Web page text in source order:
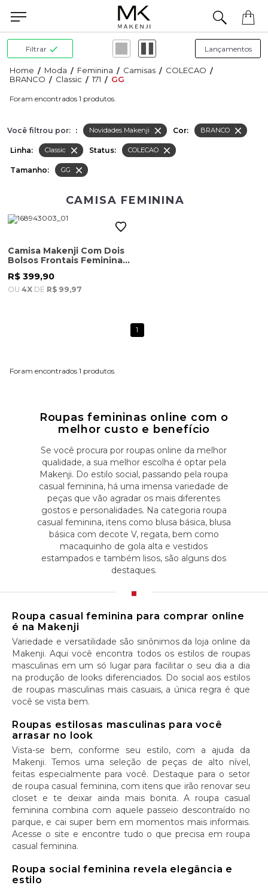
Filtrar
Moda Feminina Camisas
COLECAO
BRANCO
Classic 171 GG
1
Você filtrou por: : Novidades Makenji Cor: BRANCO
Linha: Classic Status: COLECAO
Tamanho: GG
CAMISA FEMININA
Camisa Makenji Com Dois
Bolsos Frontais Feminina
Branca
R$ 399,90
OU 4X DE R$ 99,97
1
1
Roupas femininas online com o
melhor custo e benefício
Se você procura por roupas online da melhor
qualidade, a sua melhor escolha é optar pela
Makenji. Do estilo social, passando pela roupa
casual feminina, há uma imensa variedade de
peças que vão agradar os mais diferentes
gostos e personalidades. Na categoria roupa
casual feminina, itens como blusa básica, blusa
básica com decote V, regata, bem como
macaquinho de gola alta e vestidos
estampados e também lisos, são alguns dos
destaques.
Roupa casual feminina para comprar online
é na Makenji
Variedade e versatilidade são sinônimos da loja online da
Makenji. Aqui você encontra todos os estilos de roupas
masculinas em um só lugar para facilitar o seu dia a dia
na produção de looks diferenciados. Do social aos estilos
de roupas masculinas mais casuais, a única regra é que
você se vista bem.
Roupas estilosas masculinas para você
arrasar no look
Vista-se bem, conforme seu estilo, com a ajuda da
Makenji. Temos uma seleção de peças de alto nível,
feitas especialmente para você. Destaque para o setor
de roupa casual feminina, com itens que irão renovar seu
closet e te deixar ainda mais bonita. A roupa casual
feminina combina com aquele passeio descontraído no
parque, e cai super bem em momentos mais informais.
Acesse o site e encontre tudo o que precisa em roupa
casual feminina.
Roupa social feminina revela elegância e
estilo